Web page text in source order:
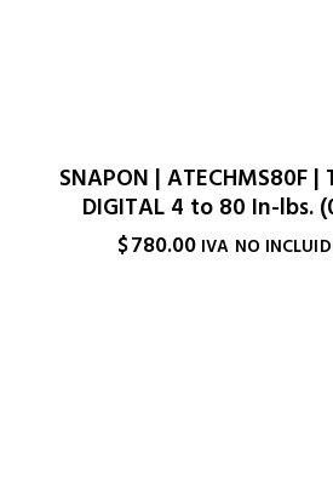
SNAPON | ATECHMS80F |
DIGITAL 4 to 80 In-lbs.
$780.00 IVA NO